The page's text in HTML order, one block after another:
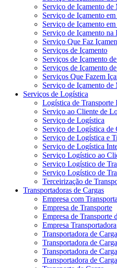
Serviço de Içamento de
Serviço de Içamento
Serviço de Içamento em
Serviço de Içamento na
Serviço Que Faz
Serviços de Içamento
Serviços de Içamento
Serviços de Içamento
Serviços Que Fazem
Serviço de Içamento de
Serviços de Logística
Logística de Transporte
Serviço ao Cliente de
Serviço de Logística
Serviço de Logística de
Serviço de Logística e
Serviço de Logística
Serviço Logístico ao
Serviço Logístico de
Serviço Logístico de
Terceirização de
Transportadoras de Cargas
Empresa com
Empresa de Transporte
Empresa de Transporte
Empresa Transportadora
Transportadora de
Transportadora de
Transportadora de
Transportadora de